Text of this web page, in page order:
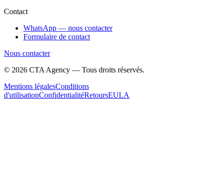
Contact
WhatsApp — nous contacter
Formulaire de contact
Nous contacter
© 2026 CTA Agency — Tous droits réservés.
Mentions légalesConditions
d'utilisationConfidentialitéRetoursEULA